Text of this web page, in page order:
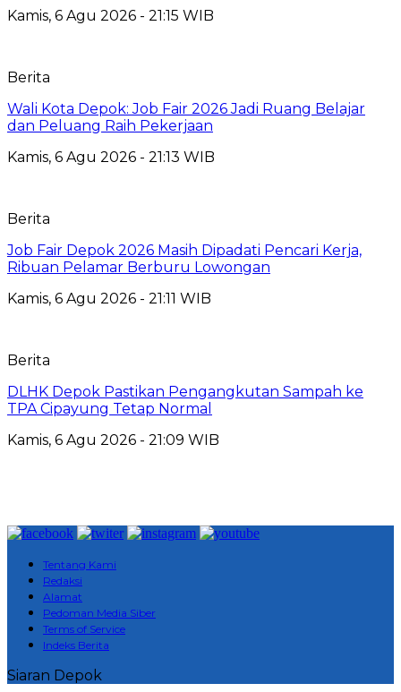
Kamis, 6 Agu 2026 - 21:15 WIB
Berita
Wali Kota Depok: Job Fair 2026 Jadi Ruang Belajar
dan Peluang Raih Pekerjaan
Kamis, 6 Agu 2026 - 21:13 WIB
Berita
Job Fair Depok 2026 Masih Dipadati Pencari Kerja,
Ribuan Pelamar Berburu Lowongan
Kamis, 6 Agu 2026 - 21:11 WIB
Berita
DLHK Depok Pastikan Pengangkutan Sampah ke
TPA Cipayung Tetap Normal
Kamis, 6 Agu 2026 - 21:09 WIB
Tentang Kami
Redaksi
Alamat
Pedoman Media Siber
Terms of Service
Indeks Berita
Siaran Depok